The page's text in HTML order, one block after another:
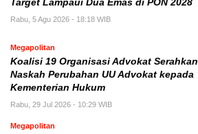
Target Lampaui Dua Emas di PON 2028
Rabu, 5 Agu 2026 - 18:18 WIB
Megapolitan
Koalisi 19 Organisasi Advokat Serahkan
Naskah Perubahan UU Advokat kepada
Kementerian Hukum
Rabu, 29 Jul 2026 - 10:29 WIB
Megapolitan